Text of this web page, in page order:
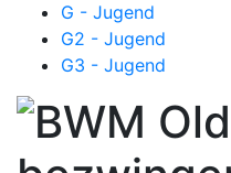
G - Jugend
G2 - Jugend
G3 - Jugend